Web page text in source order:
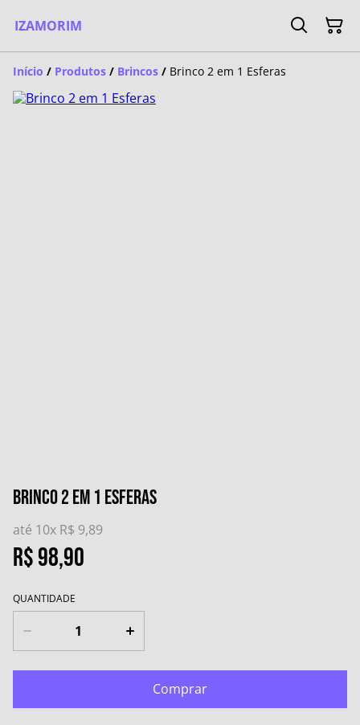
IZAMORIM
Início / Produtos / Brincos / Brinco 2 em 1 Esferas
Brinco 2 em 1 Esferas
até 10x R$ 9,89
R$ 98,90
QUANTIDADE
Comprar